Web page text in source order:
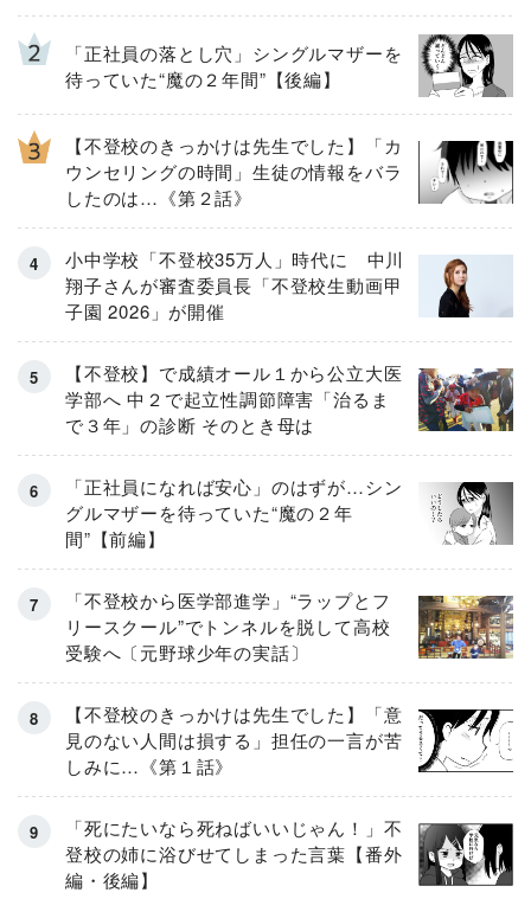
「正社員の落とし穴」シングルマザーを
待っていた“魔の２年間”【後編】
【不登校のきっかけは先生でした】「カ
ウンセリングの時間」生徒の情報をバラ
したのは…《第２話》
小中学校「不登校35万人」時代に 中川
翔子さんが審査委員長「不登校生動画甲
子園 2026」が開催
【不登校】で成績オール１から公立大医
学部へ 中２で起立性調節障害「治るま
で３年」の診断 そのとき母は
「正社員になれば安心」のはずが…シン
グルマザーを待っていた“魔の２年
間”【前編】
「不登校から医学部進学」“ラップとフ
リースクール”でトンネルを脱して高校
受験へ〔元野球少年の実話〕
【不登校のきっかけは先生でした】「意
見のない人間は損する」担任の一言が苦
しみに…《第１話》
「死にたいなら死ねばいいじゃん！」不
登校の姉に浴びせてしまった言葉【番外
編・後編】